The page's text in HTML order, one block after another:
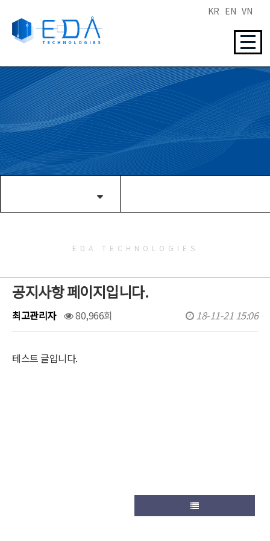
KR EN VN
EDA TECHNOLOGIES
공지사항 페이지입니다.
최고관리자 80,966회 18-11-21 15:06
테스트 글입니다.